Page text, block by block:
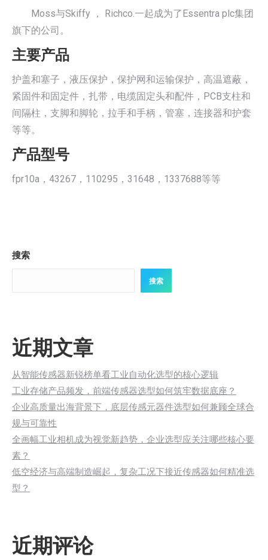
Moss与Skiffy ， Richco.一起成为了Essentra plc集团
旗下的公司。
主要产品
护盖和塞子，液压保护，保护网和运输保护，高温遮蔽，
紧固件和固定件，扎带，电缆固定头和配件，PCB支柱和
间隔柱，支脚和脚轮，拉手和手柄，管塞，连接器和护套
等等。
产品型号
fpr10a，43267，110295，31648，1337688等等
搜索
搜索
近期文章
从智能传感器新锐榜单看工业自动化选型的核心逻辑
工业存储产品频发，前端传感器选型如何筑牢数据底座？
企业高质量出海背景下，底层传感元器件选型如何兼顾全球合
规与可靠性
全画幅工业相机成为视觉新趋势，企业选型应关注哪些核心要
素？
低空经济与高端制造崛起，复杂工况下接近传感器如何精准选
型？
近期评论